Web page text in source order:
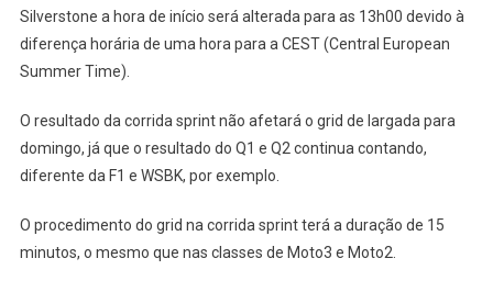
Silverstone a hora de início será alterada para as 13h00 devido à
diferença horária de uma hora para a CEST (Central European
Summer Time).
O resultado da corrida sprint não afetará o grid de largada para
domingo, já que o resultado do Q1 e Q2 continua contando,
diferente da F1 e WSBK, por exemplo.
O procedimento do grid na corrida sprint terá a duração de 15
minutos, o mesmo que nas classes de Moto3 e Moto2.